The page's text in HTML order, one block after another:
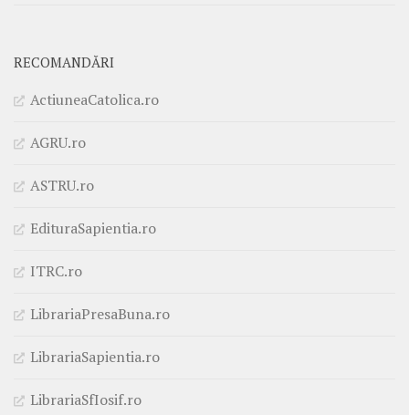
RECOMANDĂRI
ActiuneaCatolica.ro
AGRU.ro
ASTRU.ro
EdituraSapientia.ro
ITRC.ro
LibrariaPresaBuna.ro
LibrariaSapientia.ro
LibrariaSfIosif.ro